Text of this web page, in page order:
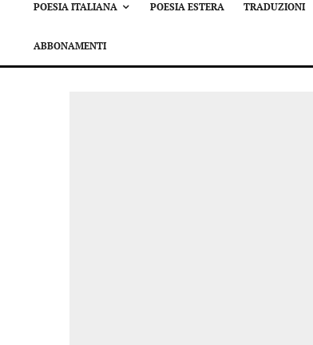
POESIA ITALIANA POESIA ESTERA TRADUZIONI
ABBONAMENTI